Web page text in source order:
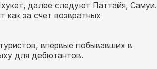
далее следуют Паттайя, Самуи.
как за счет возвратных
впервые побывавших в
для дебютантов.